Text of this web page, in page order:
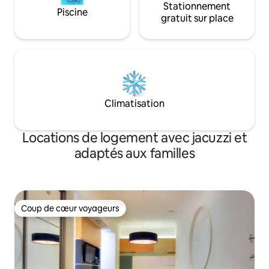
Piscine
Stationnement
gratuit sur place
Climatisation
Locations de logement avec jacuzzi et
adaptés aux familles
Coup de cœur voyageurs
Coup de cœur voyageurs